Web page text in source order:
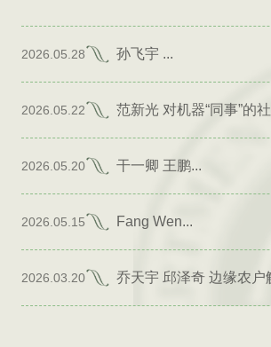
2026.05.28 孙飞宇 ...
2026.05.22 范新光 对机器“同事”的
2026.05.20 干一卿 王鹏...
2026.05.15 Fang Wen...
2026.03.20